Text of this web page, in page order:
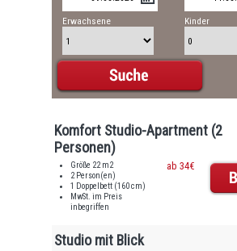
Erwachsene Kinder
Komfort Studio-Apartment (2
Personen)
Größe 22 m2
2 Person(en)
1 Doppelbett (160 cm)
MwSt. im Preis
inbegriffen
ab 34€
Studio mit Blick